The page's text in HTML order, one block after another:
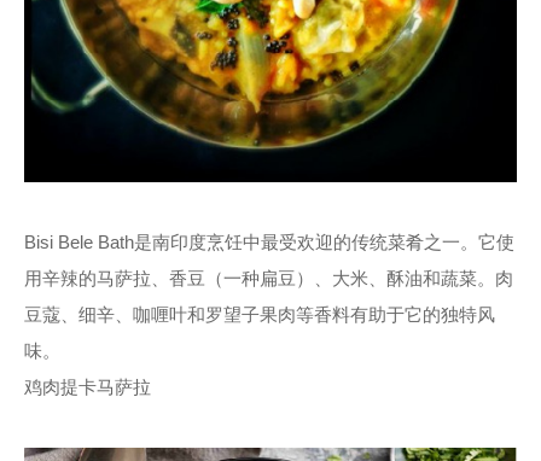
Bisi Bele Bath是南印度烹饪中最受欢迎的传统菜肴之一。它使
用辛辣的马萨拉、香豆（一种扁豆）、大米、酥油和蔬菜。肉
豆蔻、细辛、咖喱叶和罗望子果肉等香料有助于它的独特风
味。
鸡肉提卡马萨拉